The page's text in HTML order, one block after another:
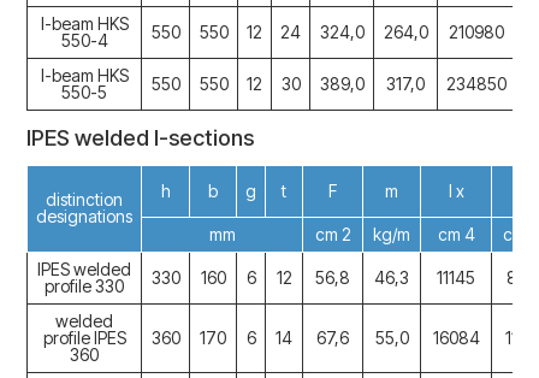
I-beam HKS
550-4
550 550 12 24 324,0 264,0 210980
I-beam HKS
550-5
550 550 12 30 389,0 317,0 234850
IPES welded I-sections
distinction
designations
h b g t F m I x
mm cm 2 kg/m cm 4
cm
IPES welded
profile 330
330 160 6 12 56,8 46,3 11145 820
welded
profile IPES
360
360 170 6 14 67,6 55,0 16084 1147